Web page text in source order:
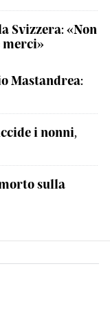
Svizzera: «Non
merci»
Mastandrea:
i nonni,
sulla